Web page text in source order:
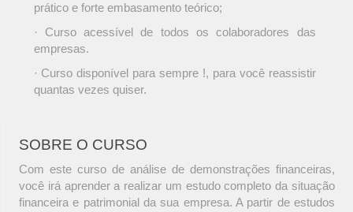
prático e forte embasamento teórico;
· Curso acessível de todos os colaboradores das
empresas.
· Curso disponível para sempre !, para você reassistir
quantas vezes quiser.
SOBRE O CURSO
Com este curso de análise de demonstrações financeiras,
você irá aprender a realizar um estudo completo da situação
financeira e patrimonial da sua empresa. A partir de estudos